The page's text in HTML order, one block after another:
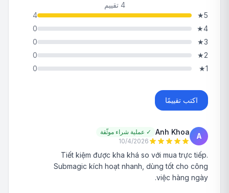
4 تقييم
5
★
4
4
★
0
3
★
0
2
★
0
1
★
0
اكتب تقييمًا
A
Anh Khoa
✓ عملية شراء موثّقة
10/4/2026
Tiết kiệm được kha khá so với mua trực tiếp.
Submagic kích hoạt nhanh, dùng tốt cho công
việc hàng ngày.